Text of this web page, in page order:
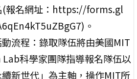
(報名網址：https://forms.gl
。
流程：錄取隊伍將由美國MIT
Lab科學家團隊指導報名隊伍以
續新世代」為主軸，操作MIT所